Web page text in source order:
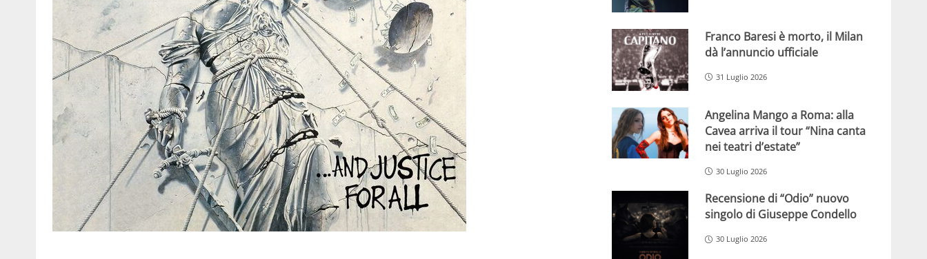
Franco Baresi è morto, il Milan
dà l’annuncio ufficiale
31 Luglio 2026
Angelina Mango a Roma: alla
Cavea arriva il tour “Nina canta
nei teatri d’estate”
30 Luglio 2026
Recensione di “Odio” nuovo
singolo di Giuseppe Condello
30 Luglio 2026